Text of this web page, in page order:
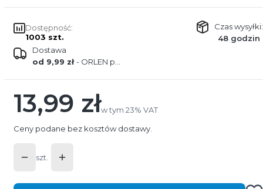
Dostępność:
1003 szt.
Czas wysyłki:
48 godzin
Dostawa
od 9,99 zł- ORLEN paczka
Cena
13,99 złw tym 23% VAT
w tym 23% VAT
Ceny podane bez kosztów dostawy.
szt.